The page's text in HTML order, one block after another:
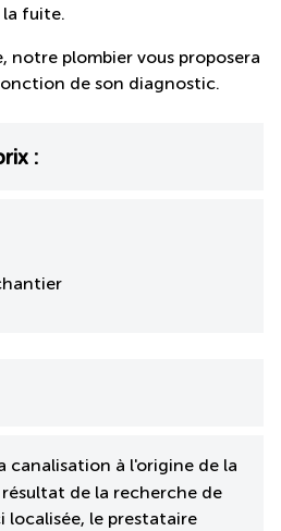
la fuite.
notre plombier vous proposera
de son diagnostic.
:
canalisation à l'origine de la
de la recherche de
le prestataire